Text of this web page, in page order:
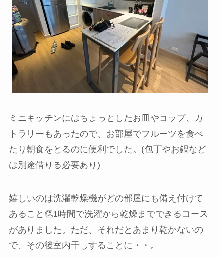
ミニキッチンにはちょっとしたお皿やコップ、カ
トラリーもあったので、お部屋でフルーツを食べ
たり朝食をとるのに便利でした。(包丁やお鍋など
は別途借りる必要あり)
嬉しいのは洗濯乾燥機がどの部屋にも備え付けて
あること👏1時間で洗濯から乾燥までできるコース
がありました。ただ、それだとあまり乾かないの
で、その後室内干しすることに・・。